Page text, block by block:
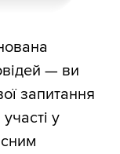
— ви
запитання
у